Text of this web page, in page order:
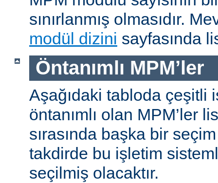
sınırlanmış olmasıdır.
modül dizini sayfasında
Öntanımlı MPM’ler
Aşağıdaki tabloda çeşitli
öntanımlı olan MPM’ler
sırasında başka bir seçim
takdirde bu işletim
seçilmiş olacaktır.